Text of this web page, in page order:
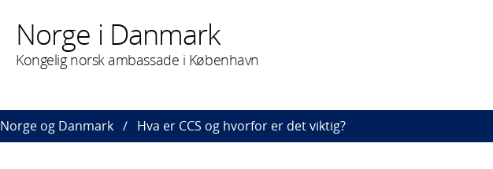
Norge i Danmark
Kongelig norsk ambassade i København
Norge og Danmark Hva er CCS og hvorfor er det viktig?